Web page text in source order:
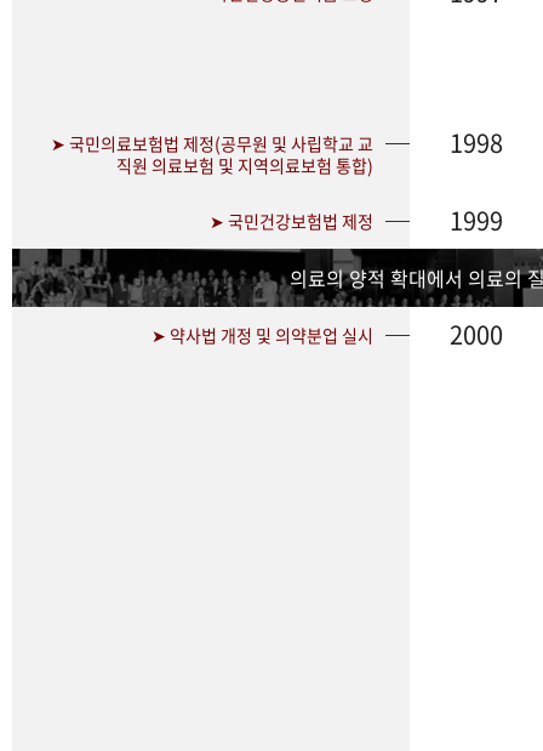
➤ 국민의료보험법 제정(공무원 및 사립학교 교
직원 의료보험 및 지역의료보험 통합)
1998
➤ 국민건강보험법 제정 1999
의료의 양적 확대에서 의료의
➤ 약사법 개정 및 의약분업 실시 2000